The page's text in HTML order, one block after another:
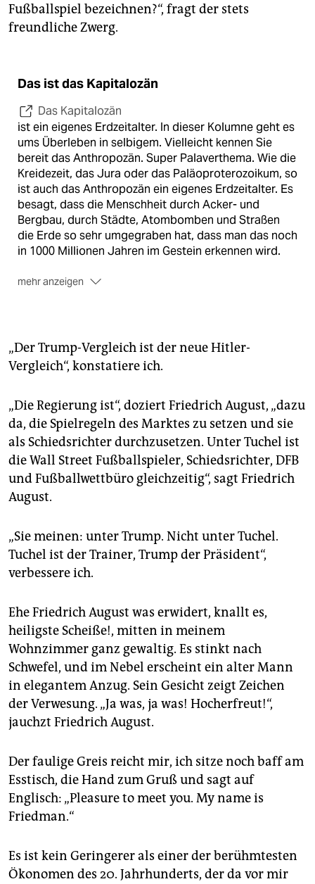
Fußballspiel bezeichnen?“, fragt der stets
freundliche Zwerg.
Das ist das Kapitalozän
Das Kapitalozän
ist ein eigenes Erdzeitalter. In dieser Kolumne geht es
ums Überleben in selbigem. Vielleicht kennen Sie
bereit das Anthropozän. Super Palaverthema. Wie die
Kreidezeit, das Jura oder das Paläoproterozoikum, so
ist auch das Anthropozän ein eigenes Erdzeitalter. Es
besagt, dass die Menschheit durch Acker- und
Bergbau, durch Städte, Atombomben und Straßen
die Erde so sehr umgegraben hat, dass man das noch
in 1000 Millionen Jahren im Gestein erkennen wird.
mehr anzeigen
verändert. Nein, es sind die Kapitalisten. Schließlich
können, global gesehen, die meisten Menschen
nichts für die Naturzerstückelung.
„Der Trump-Vergleich ist der neue Hitler-
Vergleich“, konstatiere ich.
„Die Regierung ist“, doziert Friedrich August, „dazu
da, die Spielregeln des Marktes zu setzen und sie
als Schiedsrichter durchzusetzen. Unter Tuchel ist
die Wall Street Fußballspieler, Schiedsrichter, DFB
und Fußballwettbüro gleichzeitig“, sagt Friedrich
August.
„Sie meinen: unter Trump. Nicht unter Tuchel.
Tuchel ist der Trainer, Trump der Präsident“,
verbessere ich.
Ehe Friedrich August was erwidert, knallt es,
heiligste Scheiße!, mitten in meinem
Wohnzimmer ganz gewaltig. Es stinkt nach
Schwefel, und im Nebel erscheint ein alter Mann
in elegantem Anzug. Sein Gesicht zeigt Zeichen
der Verwesung. „Ja was, ja was! Hocherfreut!“,
jauchzt Friedrich August.
Der faulige Greis reicht mir, ich sitze noch baff am
Esstisch, die Hand zum Gruß und sagt auf
Englisch: „Pleasure to meet you. My name is
Friedman.“
Es ist kein Geringerer als einer der berühmtesten
Ökonomen des 20. Jahrhunderts, der da vor mir